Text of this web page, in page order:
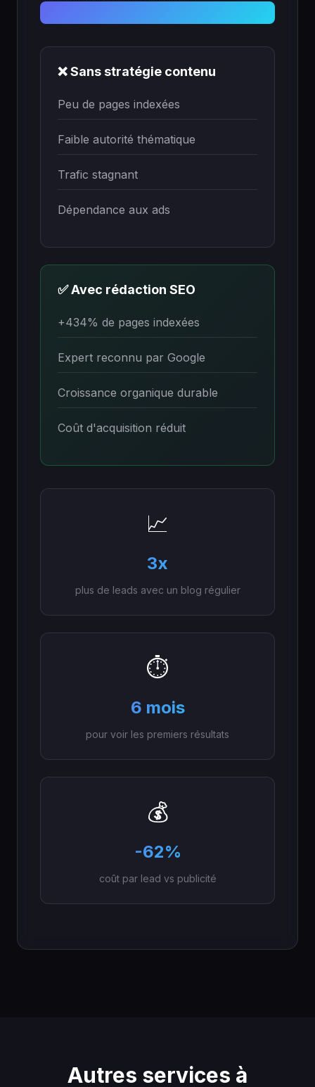
❌ Sans stratégie contenu
Peu de pages indexées
Faible autorité thématique
Trafic stagnant
Dépendance aux ads
✅ Avec rédaction SEO
+434% de pages indexées
Expert reconnu par Google
Croissance organique durable
Coût d'acquisition réduit
📈
3x
plus de leads avec un blog régulier
⏱️
6 mois
pour voir les premiers résultats
💰
-62%
coût par lead vs publicité
Autres services à